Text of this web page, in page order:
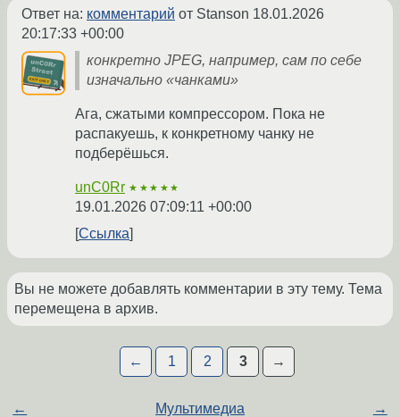
Ответ на: комментарий от Stanson 18.01.2026
20:17:33 +00:00
конкретно JPEG, например, сам по себе
изначально «чанками»
Ага, сжатыми компрессором. Пока не
распакуешь, к конкретному чанку не
подберёшься.
unC0Rr ★★★★★
19.01.2026 07:09:11 +00:00
Ссылка
Вы не можете добавлять комментарии в эту тему. Тема
перемещена в архив.
← 1 2 3 →
← Мультимедиа →